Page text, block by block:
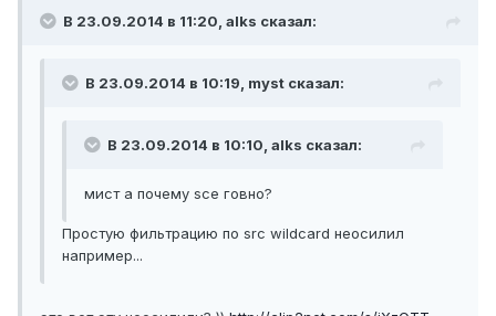
В 23.09.2014 в 11:20, alks сказал:
В 23.09.2014 в 10:19, myst сказал:
В 23.09.2014 в 10:10, alks сказал:
мист а почему sce говно?
Простую фильтрацию по src wildcard неосилил
например...